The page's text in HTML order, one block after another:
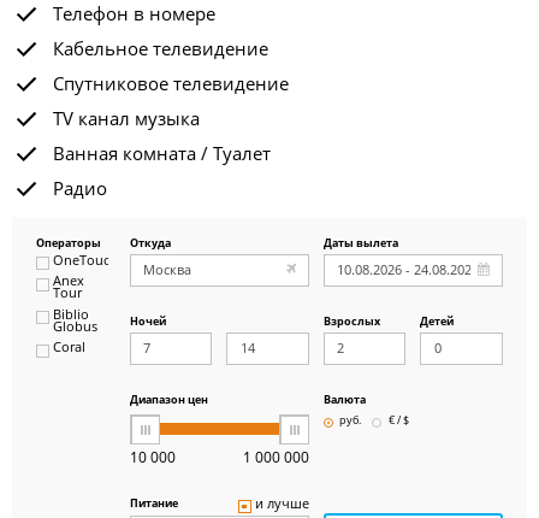
Телефон в номере
Кабельное телевидение
Спутниковое телевидение
TV канал музыка
Ванная комната / Туалет
Радио
Операторы
OneTouch&Travel
Anex
Tour
Biblio
Globus
Coral
Откуда Даты вылета
Ночей Взрослых Детей
Диапазон цен
10 000 1 000 000
Валюта
руб.
€ / $
Питание и лучше